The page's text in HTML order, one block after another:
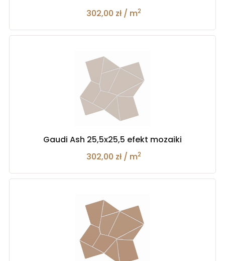
302,00 zł / m2
Gaudi Ash 25,5x25,5 efekt mozaiki
302,00 zł / m2